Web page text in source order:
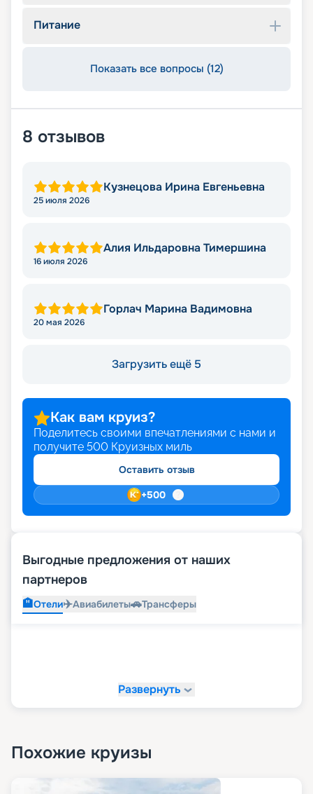
Питание
Показать все вопросы (12)
8 отзывов
Кузнецова Ирина Евгеньевна
25 июля 2026
Алия Ильдаровна Тимершина
16 июля 2026
Горлач Марина Вадимовна
20 мая 2026
Загрузить ещё 5
Как вам круиз?
Поделитесь своими впечатлениями с нами и
получите 500 Круизных миль
Оставить отзыв
+500
Выгодные предложения от наших
партнеров
🏨Отели✈️Авиабилеты🚗Трансферы
Развернуть
Похожие круизы